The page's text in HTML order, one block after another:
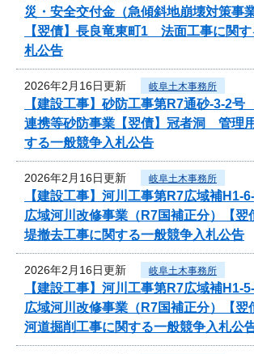
災・安全交付金（急傾斜地崩壊対策事
【翌債】長良竜東町1 法面工事に関す
札公告
2026年2月16日更新 岐阜土木事務所
【建設工事】砂防工事第R7通砂-3-2
連携等砂防事業【翌債】冠者洞 管理
する一般競争入札公告
2026年2月16日更新 岐阜土木事務所
【建設工事】河川工事第R7広域補
広域河川改修事業（R7国補正分）【
堤撤去工事に関する一般競争入札公告
2026年2月16日更新 岐阜土木事務所
【建設工事】河川工事第R7広域補
広域河川改修事業（R7国補正分）【
河道掘削工事に関する一般競争入札公